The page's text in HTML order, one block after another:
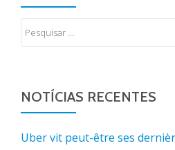
NOTÍCIAS RECENTES
Uber vit peut-être ses